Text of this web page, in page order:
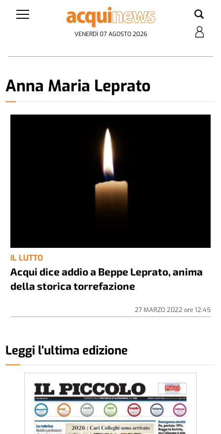
VENERDÌ 07 AGOSTO 2026
Anna Maria Leprato
IL LUTTO
Acqui dice addio a Beppe Leprato, anima
della storica torrefazione
27 MARZO 2022 ore 12:45
Leggi l'ultima edizione